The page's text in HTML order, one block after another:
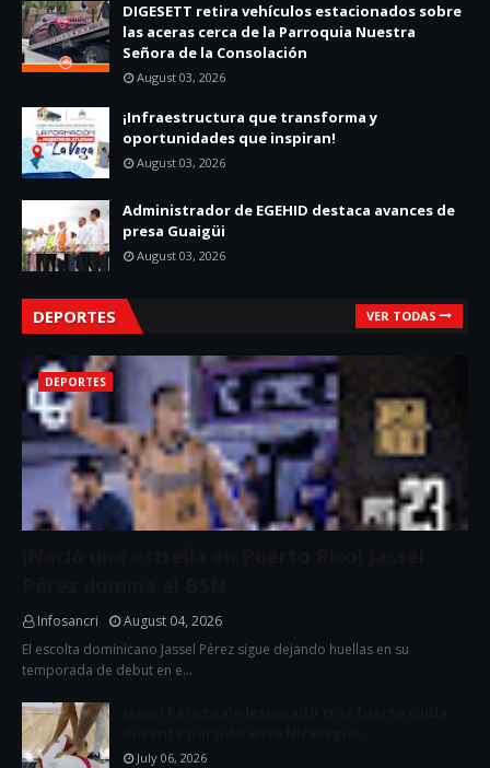
DIGESETT retira vehículos estacionados sobre
las aceras cerca de la Parroquia Nuestra
Señora de la Consolación
August 03, 2026
¡Infraestructura que transforma y
oportunidades que inspiran!
August 03, 2026
Administrador de EGEHID destaca avances de
presa Guaigüi
August 03, 2026
DEPORTES VER TODAS
DEPORTES
Infosancri
August 04, 2026
El escolta dominicano Jassel Pérez sigue dejando huellas en su
temporada de debut en e…
July 06, 2026